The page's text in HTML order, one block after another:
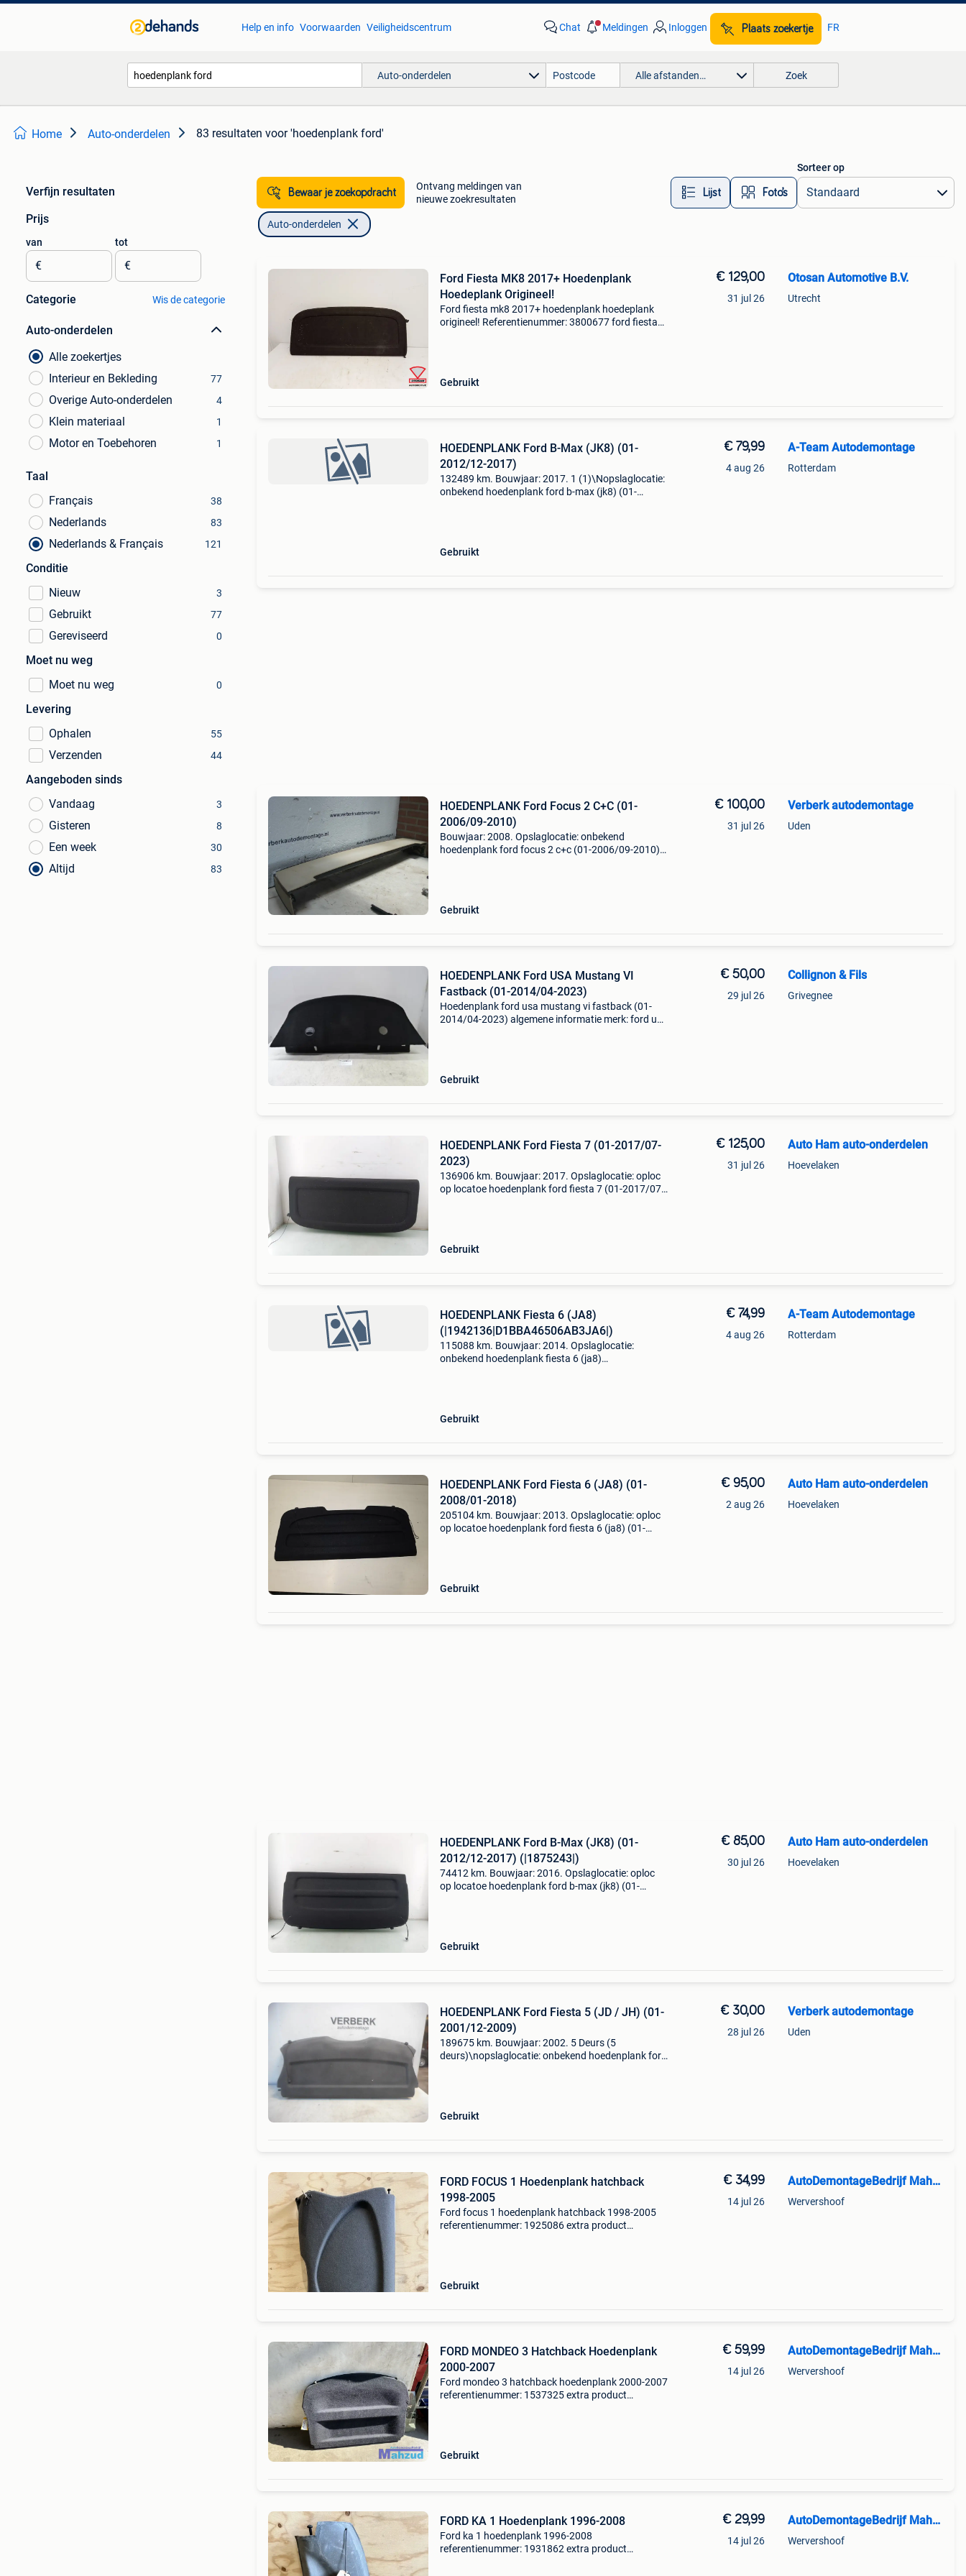
Help en info Voorwaarden Veiligheidscentrum Chat Meldingen Inloggen Plaats zoekertje FR
Auto-onderdelen Alle afstanden… Zoek
Home Auto-onderdelen 83 resultaten voor 'hoedenplank ford'
Verfijn resultaten
Prijs
van
€
tot
€
Categorie Wis de categorie
Auto-onderdelen
Alle zoekertjes
Interieur en Bekleding
77
Overige Auto-onderdelen 4
Klein materiaal 1
Motor en Toebehoren 1
Taal
Français
38
Nederlands 83
Nederlands & Français 121
Conditie
Nieuw
3
Gebruikt 77
Gereviseerd 0
Moet nu weg
Moet nu weg
0
Levering
Ophalen
55
Verzenden 44
Aangeboden sinds
Vandaag
3
Gisteren 8
Een week 30
Altijd 83
Bewaar je zoekopdracht
Ontvang meldingen van
nieuwe zoekresultaten
Lijst Foto’s
Sorteer op
Auto-onderdelen
Ford Fiesta MK8 2017+ Hoedenplank
Hoedeplank Origineel!
Ford fiesta mk8 2017+ hoedenplank hoedeplank
origineel! Referentienummer: 3800677 ford fiesta
Gebruikt
€ 129,00
31 jul 26
Otosan Automotive B.V.
Utrecht
HOEDENPLANK Ford B-Max (JK8) (01-
2012/12-2017)
132489 km. Bouwjaar: 2017. 1 (1)\Nopslaglocatie:
onbekend hoedenplank ford b-max (jk8) (01-
Gebruikt
€ 79,99
4 aug 26
A-Team Autodemontage
Rotterdam
HOEDENPLANK Ford Focus 2 C+C (01-
2006/09-2010)
Bouwjaar: 2008. Opslaglocatie: onbekend
hoedenplank ford focus 2 c+c (01-2006/09-2010)
Gebruikt
€ 100,00
31 jul 26
Verberk autodemontage
Uden
HOEDENPLANK Ford USA Mustang VI
Fastback (01-2014/04-2023)
Hoedenplank ford usa mustang vi fastback (01-
2014/04-2023) algemene informatie merk: ford usa
Gebruikt
€ 50,00
29 jul 26
Collignon & Fils
Grivegnee
HOEDENPLANK Ford Fiesta 7 (01-2017/07-
2023)
136906 km. Bouwjaar: 2017. Opslaglocatie: oploc
op locatoe hoedenplank ford fiesta 7 (01-2017/07-
Gebruikt
€ 125,00
31 jul 26
Auto Ham auto-onderdelen
Hoevelaken
HOEDENPLANK Fiesta 6 (JA8)
(|1942136|D1BBA46506AB3JA6|)
115088 km. Bouwjaar: 2014. Opslaglocatie:
onbekend hoedenplank fiesta 6 (ja8)
Gebruikt
€ 74,99
4 aug 26
A-Team Autodemontage
Rotterdam
HOEDENPLANK Ford Fiesta 6 (JA8) (01-
2008/01-2018)
205104 km. Bouwjaar: 2013. Opslaglocatie: oploc
op locatoe hoedenplank ford fiesta 6 (ja8) (01-
Gebruikt
€ 95,00
2 aug 26
Auto Ham auto-onderdelen
Hoevelaken
HOEDENPLANK Ford B-Max (JK8) (01-
2012/12-2017) (|1875243|)
74412 km. Bouwjaar: 2016. Opslaglocatie: oploc
op locatoe hoedenplank ford b-max (jk8) (01-
Gebruikt
€ 85,00
30 jul 26
Auto Ham auto-onderdelen
Hoevelaken
HOEDENPLANK Ford Fiesta 5 (JD / JH) (01-
2001/12-2009)
189675 km. Bouwjaar: 2002. 5 Deurs (5
deurs)\nopslaglocatie: onbekend hoedenplank ford
Gebruikt
€ 30,00
28 jul 26
Verberk autodemontage
Uden
FORD FOCUS 1 Hoedenplank hatchback
1998-2005
Ford focus 1 hoedenplank hatchback 1998-2005
referentienummer: 1925086 extra product
Gebruikt
€ 34,99
14 jul 26
AutoDemontageBedrijf Mahzud
Wervershoof
FORD MONDEO 3 Hatchback Hoedenplank
2000-2007
Ford mondeo 3 hatchback hoedenplank 2000-2007
referentienummer: 1537325 extra product
Gebruikt
€ 59,99
14 jul 26
AutoDemontageBedrijf Mahzud
Wervershoof
FORD KA 1 Hoedenplank 1996-2008
Ford ka 1 hoedenplank 1996-2008
referentienummer: 1931862 extra product
€ 29,99
14 jul 26
AutoDemontageBedrijf Mahzud
Wervershoof